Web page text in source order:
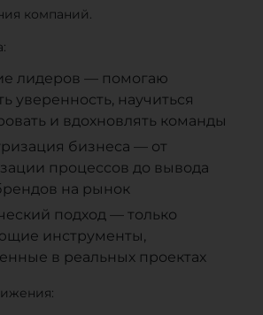
компаний.
лидеров — помогаю
уверенность, научиться
и вдохновлять команды
бизнеса — от
процессов до вывода
на рынок
подход — только
инструменты,
в реальных проектах